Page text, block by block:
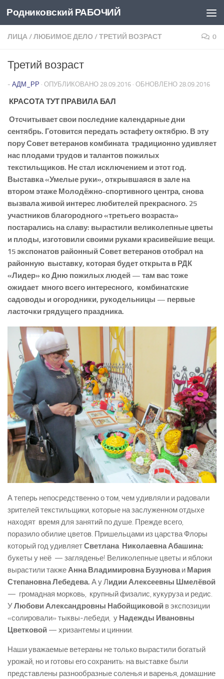
Перейти к содержимому
Родниковский РАБОЧИЙ
ЛИЦА/ЛЮБИМОЕ ДЕЛО /ТРЕТИЙ ВОЗРАСТ 0
Третий возраст
- АДМ_РР · ОПУБЛИКОВАНО 28.09.2016 · ОБНОВЛЕНО 28.09.2016
КРАСОТА ТУТ ПРАВИЛА БАЛ
Отсчитывает свои последние календарные дни
сентябрь. Готовится передать эстафету октябрю. В эту
пору Совет ветеранов комбината традиционно удивляет
нас плодами трудов и талантов пожилых
текстильщиков. Не стал исключением и этот год.
Выставка «Умелые руки», открывшаяся в зале на
втором этаже Молодёжно-спортивного центра, снова
вызвала живой интерес любителей прекрасного. 25
участников благородного «третьего возраста»
постарались на славу: вырастили великолепные цветы
и плоды, изготовили своими руками красивейшие вещи.
15 экспонатов районный Совет ветеранов отобрал на
районную выставку, которая будет открыта в РДК
«Лидер» ко Дню пожилых людей — там вас тоже
ожидает много всего интересного, комбинатские
садоводы и огородники, рукодельницы — первые
ласточки грядущего праздника.
А теперь непосредственно о том, чем удивляли и радовали
зрителей текстильщики, которые на заслуженном отдыхе
находят время для занятий по душе. Прежде всего,
поразило обилие цветов. Пришельцами из царства Флоры
который год удивляетСветлана Николаевна Абашина:
букеты у неё — загляденье! Великолепные цветы и яблоки
вырастили такжеАнна Владимировна Бузуноваи Мария
Степановна Лебедева. А у Лидии Алексеевны Шмелёвой
— громадная морковь, крупный физалис, кукуруза и редис.
УЛюбови Александровны Набойщиковой в экспозиции
«солировали» тыквы-лебеди, у Надежды Ивановны
Цветковой — хризантемы и циннии.
Наши уважаемые ветераны не только вырастили богатый
урожай, но и готовы его сохранить: на выставке были
представлены разнообразные соленья и варенья, домашние